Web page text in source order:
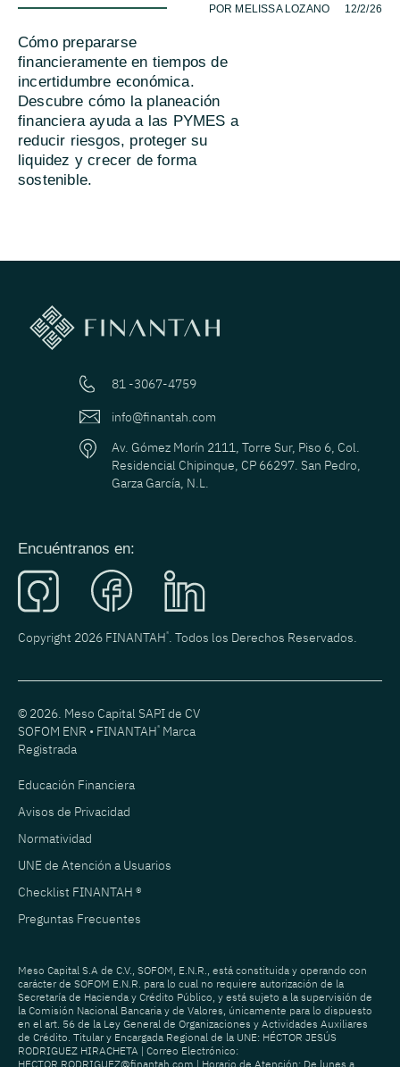
- POR MELISSA LOZANO 12/2/26
Cómo prepararse
financieramente en tiempos de
incertidumbre económica.
Descubre cómo la planeación
financiera ayuda a las PYMES a
reducir riesgos, proteger su
liquidez y crecer de forma
sostenible.
81 -3067-4759
info@finantah.com
Av. Gómez Morín 2111, Torre Sur, Piso 6, Col.
Residencial Chipinque, CP 66297. San Pedro,
Garza García, N.L.
Encuéntranos en:
Copyright 2026 FINANTAH®. Todos los Derechos Reservados.
© 2026. Meso Capital SAPI de CV
SOFOM ENR • FINANTAH® Marca
Registrada
Educación Financiera
Avisos de Privacidad
Normatividad
UNE de Atención a Usuarios
Checklist FINANTAH ®
Preguntas Frecuentes
Meso Capital S.A de C.V., SOFOM, E.N.R., está constituida y operando con
carácter de SOFOM E.N.R. para lo cual no requiere autorización de la
Secretaría de Hacienda y Crédito Público, y está sujeto a la supervisión de
la Comisión Nacional Bancaria y de Valores, únicamente para lo dispuesto
en el art. 56 de la Ley General de Organizaciones y Actividades Auxiliares
de Crédito. Titular y Encargada Regional de la UNE: HÉCTOR JESÚS
RODRIGUEZ HIRACHETA | Correo Electrónico:
HECTOR.RODRIGUEZ@finantah.com | Horario de Atención: De lunes a